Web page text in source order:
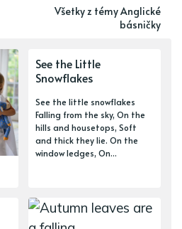
Všetky z témy Anglické
básničky
See the Little
Snowflakes
See the little snowflakes
Falling from the sky, On the
hills and housetops, Soft
and thick they lie. On the
window ledges, On...